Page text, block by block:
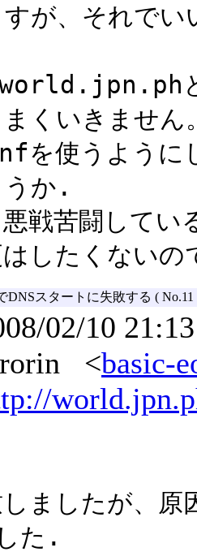
すが、それで
と
くいきません
を使うように
うか.
悪戦苦闘して
したくない
DNSスタートに失敗する ( No.11
02/10 21:13
<basic-
ましたが、
た.